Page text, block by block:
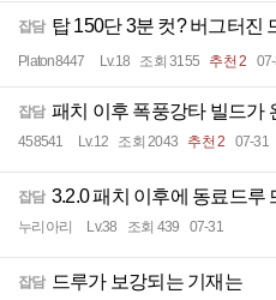
잡담 탑 150단 3분 컷? 버그터진
Platon8447 Lv.18 조회 3155 추천 2
잡담 패치 이후 폭풍강타 빌드가
458541 Lv.12 조회 2043 추천 2 07-31
잡담 3.2.0 패치 이후에 동료드루
누리아리 Lv.38 조회 439 07-31
잡담 드루가 보강되는 기재는